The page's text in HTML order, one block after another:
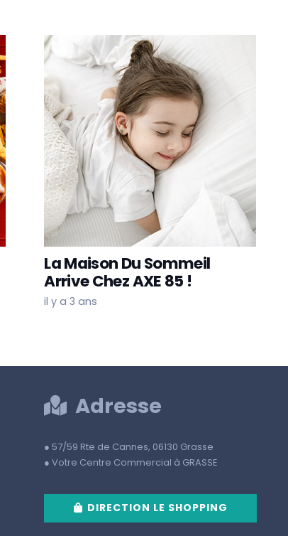
La Maison Du Sommeil
Arrive Chez AXE 85 !
il y a 3 ans
Adresse
● 57/59 Rte de Cannes, 06130 Grasse
● Votre Centre Commercial à GRASSE
DIRECTION LE SHOPPING